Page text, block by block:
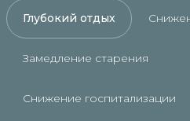
Глубокий отдых
Замедление старения
Снижение госпитализации